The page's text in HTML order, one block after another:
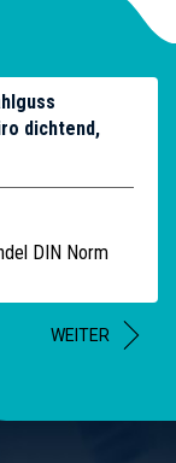
dichtend,
DIN Norm
WEITER